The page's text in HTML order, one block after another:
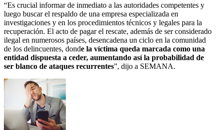
“Es crucial informar de inmediato a las autoridades competentes y
luego buscar el respaldo de una empresa especializada en
investigaciones y en los procedimientos técnicos y legales para la
recuperación. El acto de pagar el rescate, además de ser considerado
ilegal en numerosos países, desencadena un ciclo en la comunidad
de los delincuentes, donde la víctima queda marcada como una
entidad dispuesta a ceder, aumentando así la probabilidad de
ser blanco de ataques recurrentes”, dijo a SEMANA.